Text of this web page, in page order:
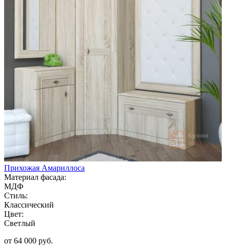
Прихожая Амариллоса
Материал фасада:
МДФ
Стиль:
Классический
Цвет:
Светлый
от 64 000 руб.